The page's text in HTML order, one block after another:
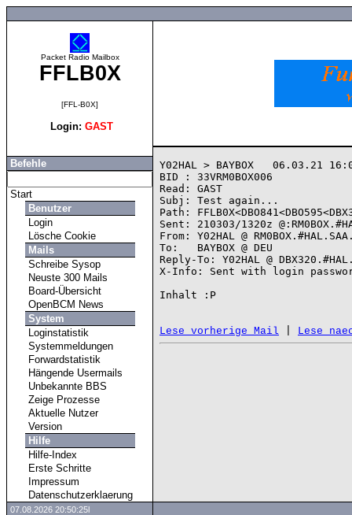
Packet Radio Mailbox
FFLB0X
[FFL-B0X]
Login: GAST
Befehle
Start
Benutzer
Login
Lösche Cookie
Mails
Schreibe Sysop
Neuste 300 Mails
Board-Übersicht
OpenBCM News
System
Loginstatistik
Systemmeldungen
Forwardstatistik
Hängende Usermails
Unbekannte BBS
Zeige Prozesse
Aktuelle Nutzer
Version
Hilfe
Hilfe-Index
Erste Schritte
Impressum
Datenschutzerklaerung
Y02HAL > BAYBOX   06.03.21
BID : 33VRM0BOX006
Read: GAST
Subj: Test again...
Path:
Sent: 210303/1320z
From: Y02HAL @
To:   BAYBOX @ DEU
Reply-To: Y02HAL @
X-Info: Sent with login
Inhalt :P
Lese vorherige Mail Lese
07.08.2026 20:50:25l